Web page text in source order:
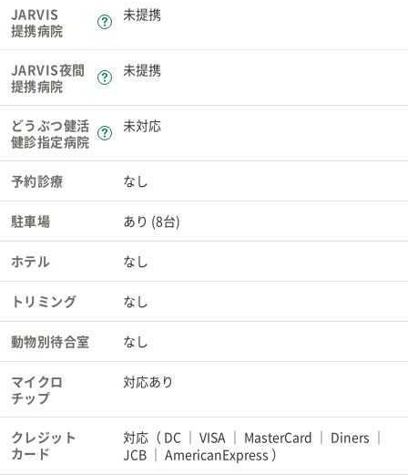
JARVIS
提携病院
未提携
JARVIS夜間
提携病院
未提携
どうぶつ健活
健診指定病院
未対応
予約診療 なし
駐車場 あり (8台)
ホテル なし
トリミング なし
動物別待合室 なし
マイクロ
チップ
対応あり
クレジット
カード
対応（ DC VISA MasterCard
Diners
JCB
AmericanExpress ）